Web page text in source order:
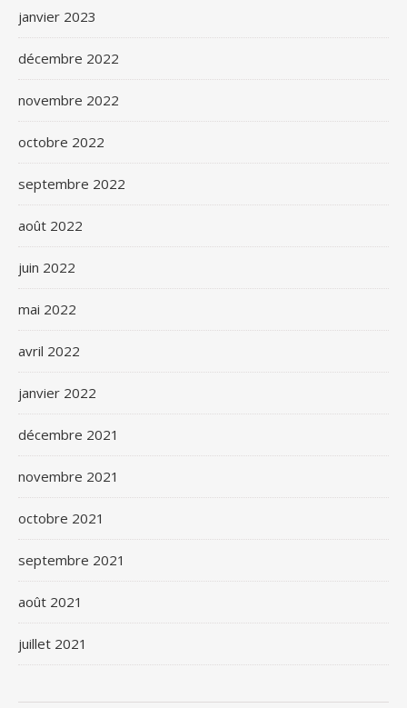
janvier 2023
décembre 2022
novembre 2022
octobre 2022
septembre 2022
août 2022
juin 2022
mai 2022
avril 2022
janvier 2022
décembre 2021
novembre 2021
octobre 2021
septembre 2021
août 2021
juillet 2021